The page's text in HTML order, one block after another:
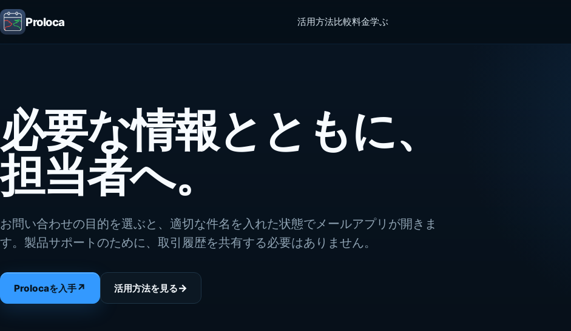
Proloca 活用方法比較料金学ぶ
必要な情報とともに、
担当者へ。
お問い合わせの目的を選ぶと、適切な件名を入れた状態でメールアプリが開きま
す。製品サポートのために、取引履歴を共有する必要はありません。
Prolocaを入手↗ 活用方法を見る→